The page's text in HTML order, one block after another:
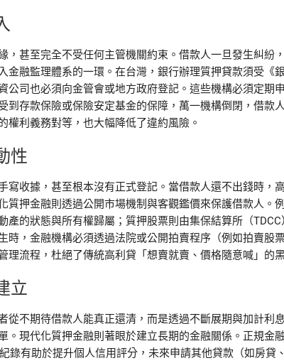
，甚至完全不受任何主管機關約束。借款人一旦發生糾紛
金融監理體系的一環。在台灣，銀行辦理質押貸款須受《
公司也必須向金管會或地方政府登記。這些機構必須定期
到存款保險或保險安定基金的保障，萬一機構倒閉，借款
權利義務對等，也大幅降低了違約風險。
性
寫收據，甚至根本沒有正式登記。當借款人還不出錢時，
質押金融則透過公開市場機制與客觀鑑價來保護借款人。
產的狀態與所有權歸屬；質押股票則由集保結算所（
時，金融機構必須透過法院或公開拍賣程序（例如拍賣股
理流程，杜絕了傳統高利貸「想賣就賣、價格隨意喊」的
立
從不期待借款人能真正還清，而是透過不斷展期與加計利
。現代化質押金融則著眼於建立長期的金融關係。正規金
錄有助於提升個人信用評分，未來申請其他貸款（如房貸